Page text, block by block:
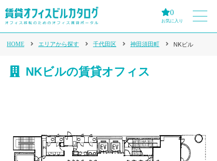
0
お気に入り
HOME エリアから探す 千代田区 神田須田町 NKビル
NKビルの賃貸オフィス